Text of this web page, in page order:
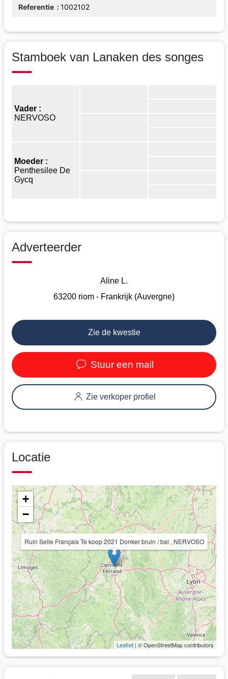
Referentie 1002102
Stamboek van Lanaken des songes
Vader :
NERVOSO
Moeder :
Penthesilee De
Gycq
Adverteerder
Aline L.
63200 riom - Frankrijk (Auvergne)
Zie de kwestie
Stuur een mail
Zie verkoper profiel
Locatie
Ruin Selle Français Te koop 2021 Donker bruin / bai , NERVOSO
+
−
Leaflet | © OpenStreetMap contributors